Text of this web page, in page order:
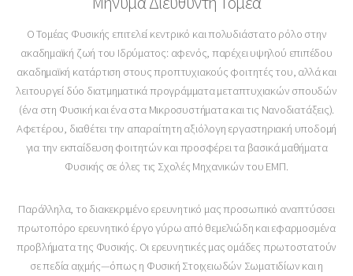
Ο Τομέας Φυσικής επιτελεί κεντρικό και πολυδιάστατο ρόλο στην
ακαδημαϊκή ζωή του Ιδρύματος: αφενός, παρέχει υψηλού επιπέδου
ακαδημαϊκή κατάρτιση στους προπτυχιακούς φοιτητές του, αλλά και
λειτουργεί δύο διατμηματικά προγράμματα μεταπτυχιακών σπουδών
(ένα στη Φυσική και ένα στα Μικροσυστήματα και τις Νανοδιατάξεις).
Αφετέρου, διαθέτει την απαραίτητη αξιόλογη εργαστηριακή υποδομή
για την εκπαίδευση φοιτητών και προσφέρει τα βασικά μαθήματα
Φυσικής σε όλες τις Σχολές Μηχανικών του ΕΜΠ.
Παράλληλα, το διακεκριμένο ερευνητικό μας προσωπικό αναπτύσσει
πρωτοπόρο ερευνητικό έργο γύρω από θεμελιώδη και εφαρμοσμένα
προβλήματα της Φυσικής. Οι ερευνητικές μας ομάδες πρωτοστατούν
σε πεδία αιχμής—όπως η Φυσική Στοιχειωδών Σωματιδίων και η